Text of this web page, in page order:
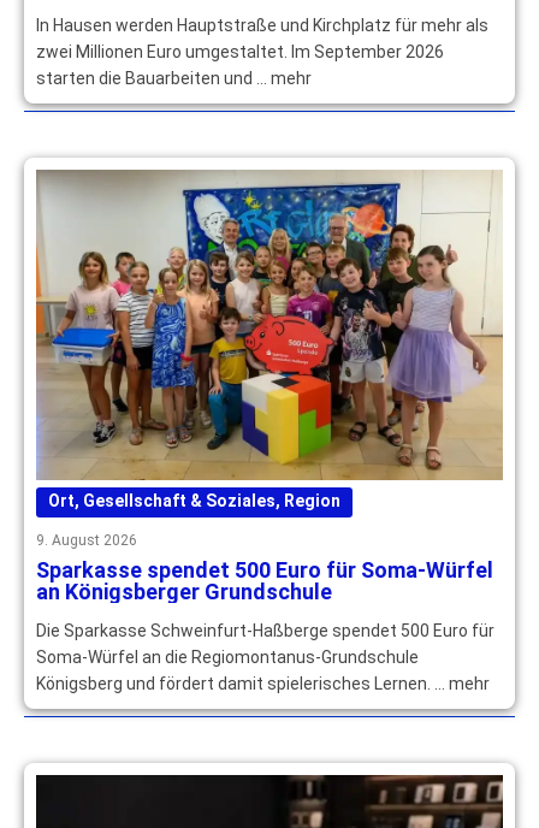
In Hausen werden Hauptstraße und Kirchplatz für mehr als
zwei Millionen Euro umgestaltet. Im September 2026
starten die Bauarbeiten und … mehr
Ort, Gesellschaft & Soziales, Region
9. August 2026
Sparkasse spendet 500 Euro für Soma-Würfel
an Königsberger Grundschule
Die Sparkasse Schweinfurt-Haßberge spendet 500 Euro für
Soma-Würfel an die Regiomontanus-Grundschule
Königsberg und fördert damit spielerisches Lernen. … mehr